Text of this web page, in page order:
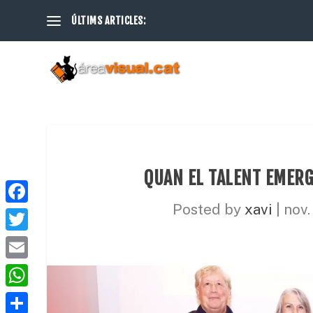
ÚLTIMS ARTICLES:
QUAN EL TALENT
Posted by xavi
F
a
c
e
b
T
w
i
t
E
m
W